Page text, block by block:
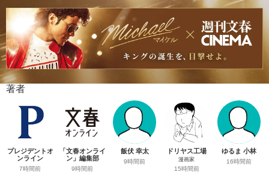
著者
プレジデントオ
ンライン
7時間前
「文春オンライ
ン」編集部
9時間前
飯伏 幸太
9時間前
ドリヤス工場
漫画家
15時間前
ゆるま 小林
16時間前